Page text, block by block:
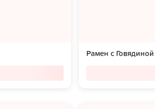
Рамен с Говядиной